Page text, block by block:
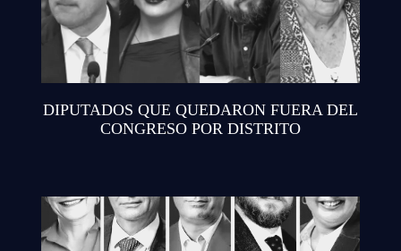
DIPUTADOS QUE QUEDARON FUERA DEL
CONGRESO POR DISTRITO